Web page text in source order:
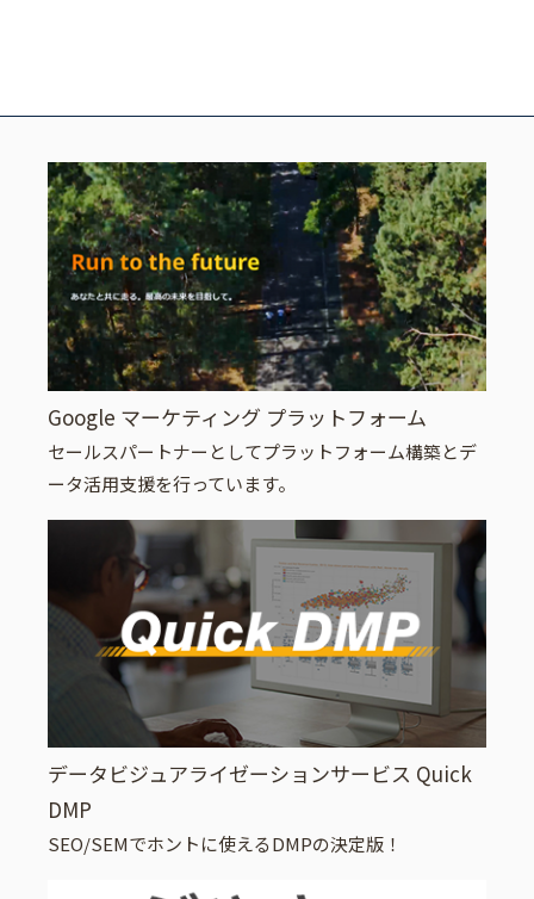
Google マーケティング プラットフォーム
セールスパートナーとしてプラットフォーム構築とデ
ータ活用支援を行っています。
データビジュアライゼーションサービス Quick
DMP
SEO/SEMでホントに使えるDMPの決定版！